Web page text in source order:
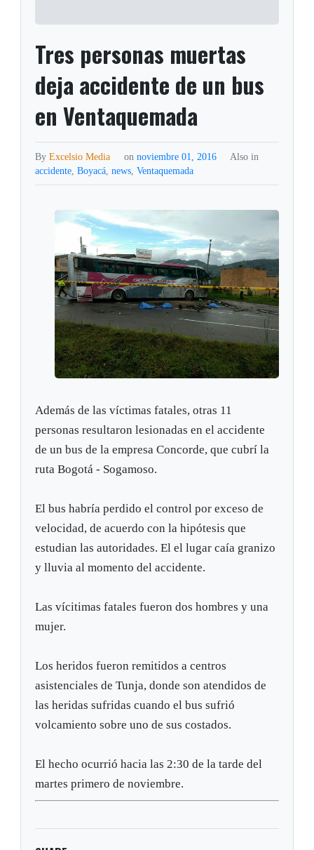
Tres personas muertas
deja accidente de un bus
en Ventaquemada
ByExcelsio Media on noviembre 01, 2016
Also in
accidente,Boyacá,news,Ventaquemada
Además de las víctimas fatales, otras 11
personas resultaron lesionadas en el accidente
de un bus de la empresa Concorde, que cubrí la
ruta Bogotá - Sogamoso.
El bus habría perdido el control por exceso de
velocidad, de acuerdo con la hipótesis que
estudian las autoridades. El el lugar caía granizo
y lluvia al momento del accidente.
Las vícitimas fatales fueron dos hombres y una
mujer.
Los heridos fueron remitidos a centros
asistenciales de Tunja, donde son atendidos de
las heridas sufridas cuando el bus sufrió
volcamiento sobre uno de sus costados.
El hecho ocurrió hacia las 2:30 de la tarde del
martes primero de noviembre.